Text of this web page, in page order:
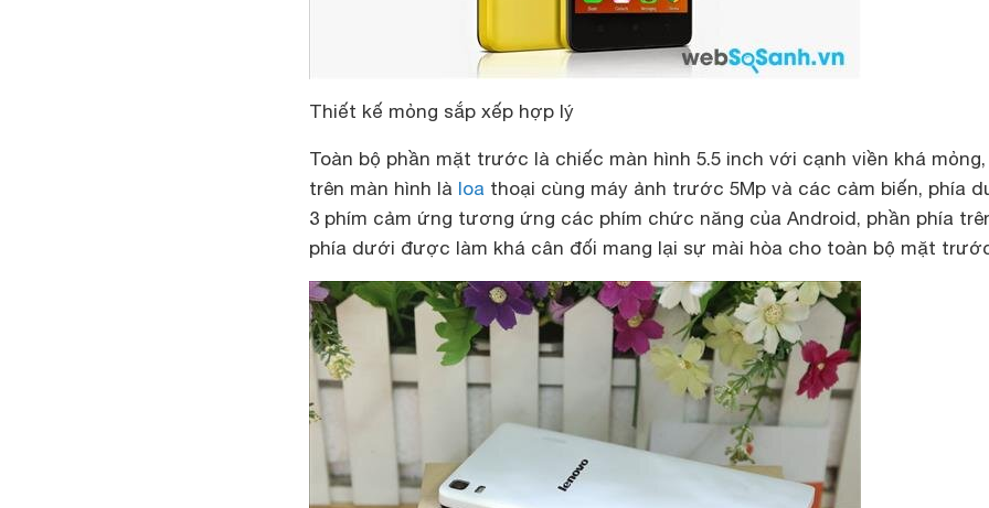
Thiết kế mỏng sắp xếp hợp lý
Toàn bộ phần mặt trước là chiếc màn hình 5.5 inch với cạnh viền khá
trên màn hình là loa thoại cùng máy ảnh trước 5Mp và các cảm biến, phía
3 phím cảm ứng tương ứng các phím chức năng của Android, phần phía
phía dưới được làm khá cân đối mang lại sự mài hòa cho toàn bộ mặt